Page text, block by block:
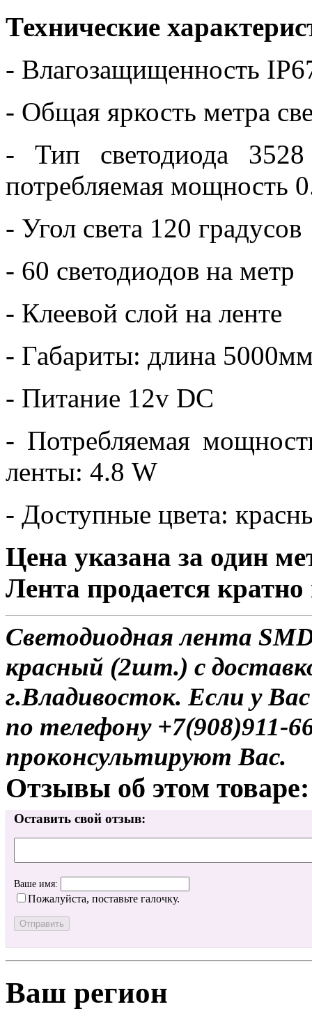
Технические
- Влагозащищенность
- Общая яркость метра
- Тип светодиода
потребляемая мощность
- Угол света 120 градусов
- 60 светодиодов на метр
- Клеевой слой на ленте
- Габариты: длина
- Питание 12v DC
- Потребляемая
ленты: 4.8 W
- Доступные цвета:
Цена указана за один
Лента продается кратно
Светодиодная лента
красный (2шт.) с
г.Владивосток. Если у
по телефону
проконсультируют Вас.
Отзывы об этом товаре:
Оставить свой отзыв:
Ваше имя:
Пожалуйста, поставьте галочку.
Ваш регион